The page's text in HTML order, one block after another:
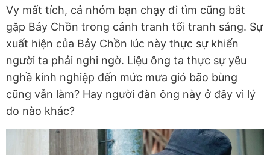
Vy mất tích, cả nhóm bạn chạy đi tìm cũng bắt
gặp Bảy Chồn trong cảnh tranh tối tranh sáng. Sự
xuất hiện của Bảy Chồn lúc này thực sự khiến
người ta phải nghi ngờ. Liệu ông ta thực sự yêu
nghề kính nghiệp đến mức mưa gió bão bùng
cũng vẫn làm? Hay người đàn ông này ở đây vì lý
do nào khác?